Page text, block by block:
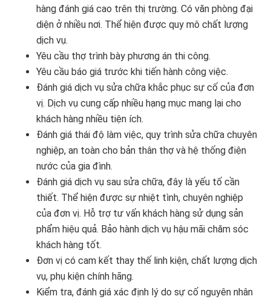
hàng đánh giá cao trên thị trường. Có văn phòng đại
diện ở nhiều nơi. Thể hiện được quy mô chất lượng
dịch vụ.
Yêu cầu thợ trình bày phương án thi công.
Yêu cầu báo giá trước khi tiến hành công việc.
Đánh giá dịch vụ sửa chữa khắc phục sự cố của đơn
vị. Dịch vụ cung cấp nhiều hạng mục mang lại cho
khách hàng nhiều tiện ích.
Đánh giá thái độ làm việc, quy trình sửa chữa chuyên
nghiệp, an toàn cho bản thân thợ và hệ thống điện
nước của gia đình.
Đánh giá dịch vụ sau sửa chữa, đây là yếu tố cần
thiết. Thể hiện được sự nhiệt tình, chuyên nghiệp
của đơn vị. Hỗ trợ tư vấn khách hàng sử dụng sản
phẩm hiệu quả. Bảo hành dịch vụ hậu mãi chăm sóc
khách hàng tốt.
Đơn vị có cam kết thay thế linh kiện, chất lượng dịch
vụ, phụ kiện chính hãng.
Kiểm tra, đánh giá xác định lý do sự cố nguyên nhân